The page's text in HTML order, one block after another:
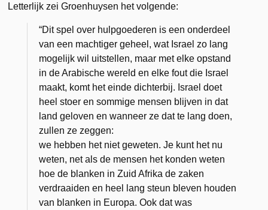
Letterlijk zei Groenhuysen het volgende:
“Dit spel over hulpgoederen is een onderdeel
van een machtiger geheel, wat Israel zo lang
mogelijk wil uitstellen, maar met elke opstand
in de Arabische wereld en elke fout die Israel
maakt, komt het einde dichterbij. Israel doet
heel stoer en sommige mensen blijven in dat
land geloven en wanneer ze dat te lang doen,
zullen ze zeggen:
we hebben het niet geweten. Je kunt het nu
weten, net als de mensen het konden weten
hoe de blanken in Zuid Afrika de zaken
verdraaiden en heel lang steun bleven houden
van blanken in Europa. Ook dat was